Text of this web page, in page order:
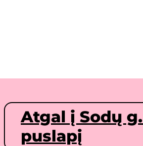
Atgal į Sodų g.
puslapį